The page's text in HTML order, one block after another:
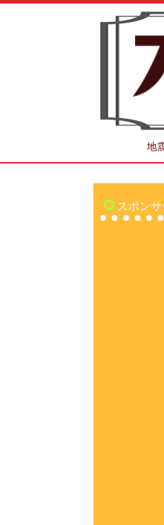
地
スポン